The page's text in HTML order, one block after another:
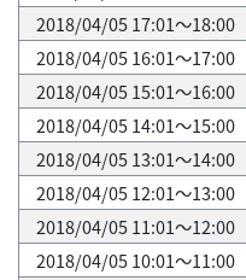
2018/04/05 17:01～18:00
2018/04/05 16:01～17:00
2018/04/05 15:01～16:00
2018/04/05 14:01～15:00
2018/04/05 13:01～14:00
2018/04/05 12:01～13:00
2018/04/05 11:01～12:00
2018/04/05 10:01～11:00